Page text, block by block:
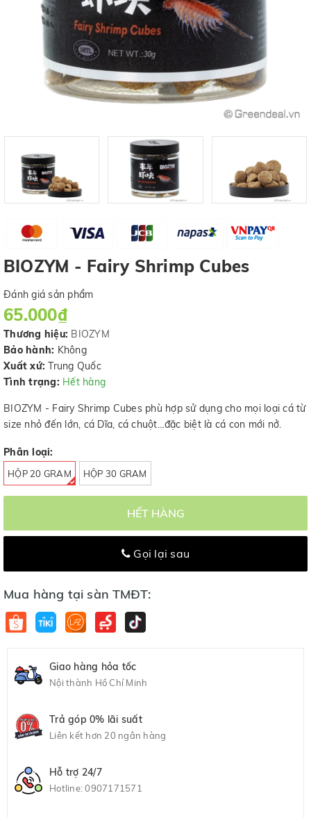
BIOZYM - Fairy Shrimp Cubes
Đánh giá sản phẩm
65.000₫
Thương hiệu: BIOZYM
Bảo hành: Không
Xuất xứ: Trung Quốc
Tình trạng: Hết hàng
BIOZYM - Fairy Shrimp Cubes phù hợp sử dụng cho mọi loại cá từ
size nhỏ đến lớn, cá Dĩa, cá chuột…đặc biệt là cá con mới nở.
Phân loại:
HỘP 20 GRAM HỘP 30 GRAM
HẾT HÀNG
Gọi lại sau
Mua hàng tại sàn TMĐT:
Giao hàng hỏa tốc
Nội thành Hồ Chí Minh
Trả góp 0% lãi suất
Liên kết hơn 20 ngân hàng
Hỗ trợ 24/7
Hotline:0907171571